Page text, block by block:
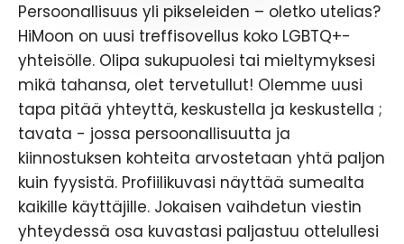
Persoonallisuus yli pikseleiden – oletko utelias?
HiMoon on uusi treffisovellus koko LGBTQ+-
yhteisölle. Olipa sukupuolesi tai mieltymyksesi
mikä tahansa, olet tervetullut! Olemme uusi
tapa pitää yhteyttä, keskustella ja keskustella ;
tavata - jossa persoonallisuutta ja
kiinnostuksen kohteita arvostetaan yhtä paljon
kuin fyysistä. Profiilikuvasi näyttää sumealta
kaikille käyttäjille. Jokaisen vaihdetun viestin
yhteydessä osa kuvastasi paljastuu ottelullesi